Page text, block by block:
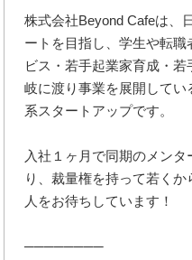
株式会社Beyond Cafeは、
ートを目指し、学生や転
ビス・若手起業家育成・
岐に渡り事業を展開して
系スタートアップです。
入社１ヶ月で同期のメン
り、裁量権を持って若く
人をお待ちしています！
────────